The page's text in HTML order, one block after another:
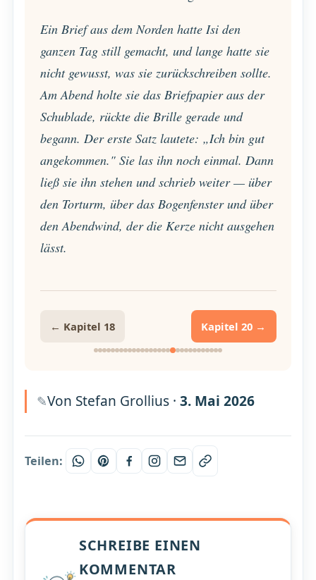
Ein Brief aus dem Norden hatte Isi den
ganzen Tag still gemacht, und lange hatte sie
nicht gewusst, was sie zurückschreiben sollte.
Am Abend holte sie das Briefpapier aus der
Schublade, rückte die Brille gerade und
begann. Der erste Satz lautete: „Ich bin gut
angekommen." Sie las ihn noch einmal. Dann
ließ sie ihn stehen und schrieb weiter — über
den Torturm, über das Bogenfenster und über
den Abendwind, der die Kerze nicht ausgehen
lässt.
← Kapitel 18 Kapitel 20 →
Von Stefan Grollius · 3. Mai 2026
Teilen:
SCHREIBE EINEN
KOMMENTAR